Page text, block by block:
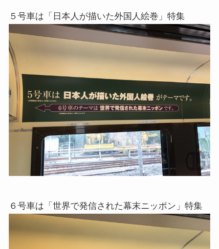
５号車は「日本人が描いた外国人絵巻」特集
６号車は「世界で発信された幕末ニッポン」特集